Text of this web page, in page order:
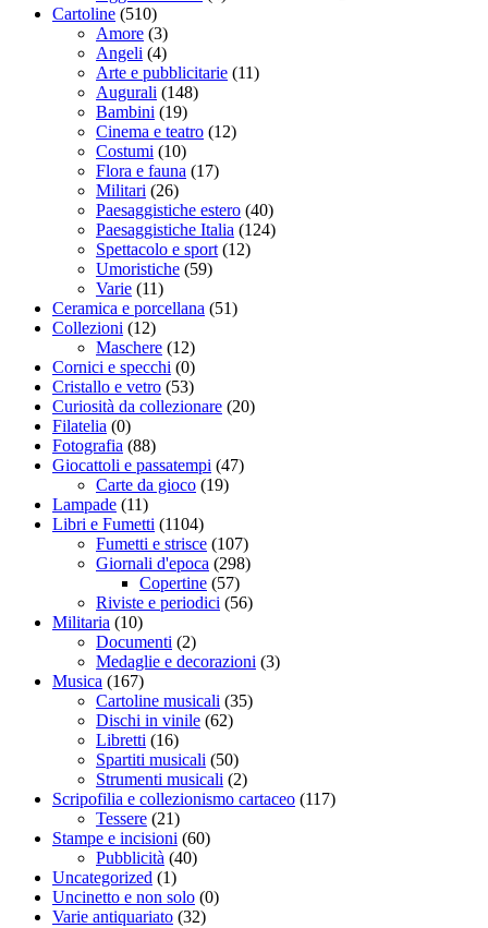
Cartoline (510)
Amore (3)
Angeli (4)
Arte e pubblicitarie (11)
Augurali (148)
Bambini (19)
Cinema e teatro (12)
Costumi (10)
Flora e fauna (17)
Militari (26)
Paesaggistiche estero (40)
Paesaggistiche Italia (124)
Spettacolo e sport (12)
Umoristiche (59)
Varie (11)
Ceramica e porcellana (51)
Collezioni (12)
Maschere (12)
Cornici e specchi (0)
Cristallo e vetro (53)
Curiosità da collezionare (20)
Filatelia (0)
Fotografia (88)
Giocattoli e passatempi (47)
Carte da gioco (19)
Lampade (11)
Libri e Fumetti (1104)
Fumetti e strisce (107)
Giornali d'epoca (298)
Copertine (57)
Riviste e periodici (56)
Militaria (10)
Documenti (2)
Medaglie e decorazioni (3)
Musica (167)
Cartoline musicali (35)
Dischi in vinile (62)
Libretti (16)
Spartiti musicali (50)
Strumenti musicali (2)
Scripofilia e collezionismo cartaceo (117)
Tessere (21)
Stampe e incisioni (60)
Pubblicità (40)
Uncategorized (1)
Uncinetto e non solo (0)
Varie antiquariato (32)